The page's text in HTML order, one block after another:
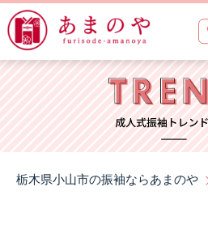
栃木県小山市の振袖ならあまのや